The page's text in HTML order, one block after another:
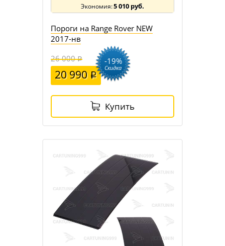
5 010 руб.
Пороги на Range Rover NEW
2017-нв
26 000
20 990
-19%
Скидка
Купить